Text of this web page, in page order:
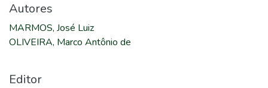
Autores
MARMOS, José Luiz
OLIVEIRA, Marco Antônio de
Editor